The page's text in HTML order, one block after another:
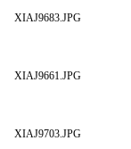
XIAJ9683.JPG
XIAJ9661.JPG
XIAJ9703.JPG